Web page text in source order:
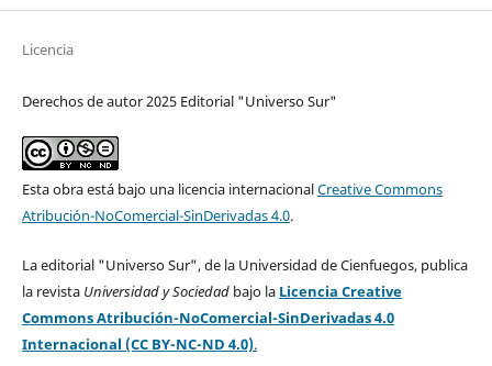
Licencia
Derechos de autor 2025 Editorial "Universo Sur"
Esta obra está bajo una licencia internacionalCreative Commons
Atribución-NoComercial-SinDerivadas 4.0.
La editorial "Universo Sur", de la Universidad de Cienfuegos, publica
la revista Universidad y Sociedad bajo la Licencia Creative
Commons Atribución-NoComercial-SinDerivadas 4.0
Internacional (CC BY-NC-ND 4.0).